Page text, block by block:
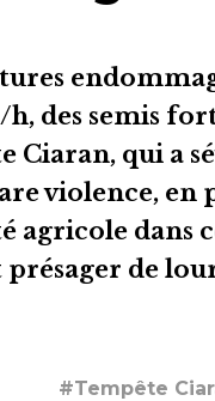
h, des semis
Ciaran, qui a
violence,
agricole dans
présager de
#Tempête